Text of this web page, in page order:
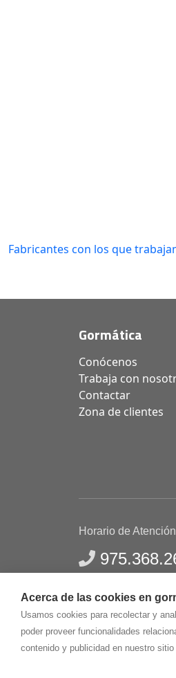
Acerca de las cookies en
Usamos cookies para recolectar y
poder proveer funcionalidades
contenido y publicidad en nuestro sitio
Fabricantes con los que
Gormática
Conócenos
Trabaja con
Contactar
Zona de clientes
Horario de
Gormaz